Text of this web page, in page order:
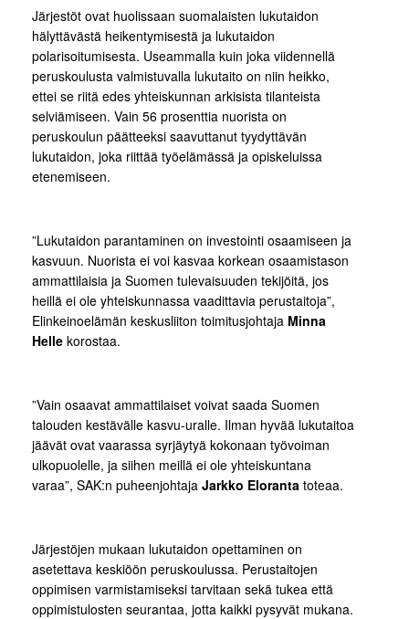
Järjestöt ovat huolissaan suomalaisten lukutaidon
hälyttävästä heikentymisestä ja lukutaidon
polarisoitumisesta. Useammalla kuin joka viidennellä
peruskoulusta valmistuvalla lukutaito on niin heikko,
ettei se riitä edes yhteiskunnan arkisista tilanteista
selviämiseen. Vain 56 prosenttia nuorista on
peruskoulun päätteeksi saavuttanut tyydyttävän
lukutaidon, joka riittää työelämässä ja opiskeluissa
etenemiseen.
”Lukutaidon parantaminen on investointi osaamiseen ja
kasvuun. Nuorista ei voi kasvaa korkean osaamistason
ammattilaisia ja Suomen tulevaisuuden tekijöitä, jos
heillä ei ole yhteiskunnassa vaadittavia perustaitoja”,
Elinkeinoelämän keskusliiton toimitusjohtaja Minna
Helle korostaa.
”Vain osaavat ammattilaiset voivat saada Suomen
talouden kestävälle kasvu-uralle. Ilman hyvää lukutaitoa
jäävät ovat vaarassa syrjäytyä kokonaan työvoiman
ulkopuolelle, ja siihen meillä ei ole yhteiskuntana
varaa”, SAK:n puheenjohtaja Jarkko Eloranta toteaa.
Järjestöjen mukaan lukutaidon opettaminen on
asetettava keskiöön peruskoulussa. Perustaitojen
oppimisen varmistamiseksi tarvitaan sekä tukea että
oppimistulosten seurantaa, jotta kaikki pysyvät mukana.